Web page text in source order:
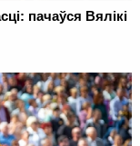
пачаўся Вялікі